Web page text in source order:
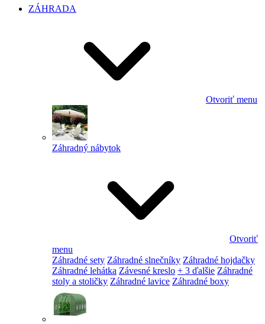
ZÁHRADA
Otvoriť menu
Záhradný nábytok
Otvoriť
menu
Záhradné sety Záhradné slnečníky Záhradné hojdačky
Záhradné lehátka Závesné kreslo + 3 ďalšie Záhradné
stoly a stoličky Záhradné lavice Záhradné boxy